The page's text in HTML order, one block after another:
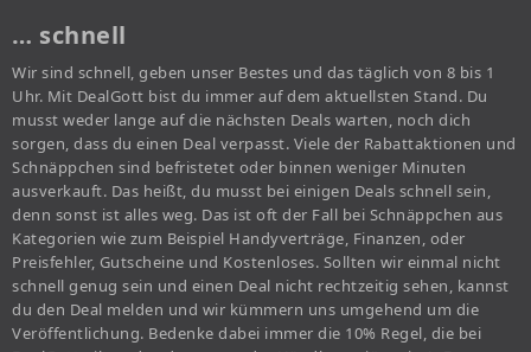
… schnell
Wir sind schnell, geben unser Bestes und das täglich von 8 bis 1
Uhr. Mit DealGott bist du immer auf dem aktuellsten Stand. Du
musst weder lange auf die nächsten Deals warten, noch dich
sorgen, dass du einen Deal verpasst. Viele der Rabattaktionen und
Schnäppchen sind befristetet oder binnen weniger Minuten
ausverkauft. Das heißt, du musst bei einigen Deals schnell sein,
denn sonst ist alles weg. Das ist oft der Fall bei Schnäppchen aus
Kategorien wie zum Beispiel Handyverträge, Finanzen, oder
Preisfehler, Gutscheine und Kostenloses. Sollten wir einmal nicht
schnell genug sein und einen Deal nicht rechtzeitig sehen, kannst
du den Deal melden und wir kümmern uns umgehend um die
Veröffentlichung. Bedenke dabei immer die 10% Regel, die bei